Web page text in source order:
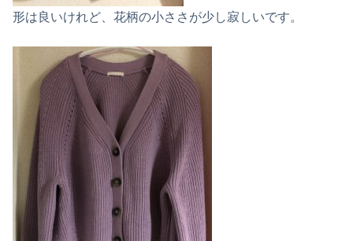
形は良いけれど、花柄の小ささが少し寂しいです。